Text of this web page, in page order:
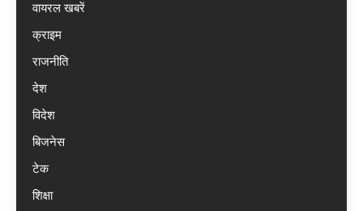
वायरल खबरें
क्राइम
राजनीति
देश
विदेश
बिजनेस
टेक
शिक्षा